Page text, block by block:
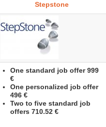
Stepstone
One standard job offer 999
€
One personalized job offer
496 €
Two to five standard job
offers 710.52 €